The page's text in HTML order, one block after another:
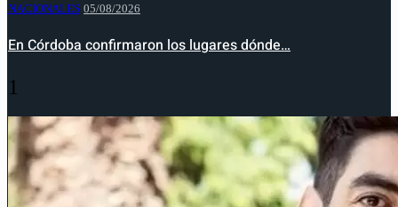
NACIONALES 05/08/2026
En Córdoba confirmaron los lugares dónde…
1